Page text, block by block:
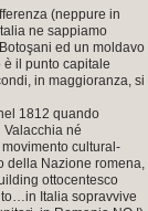
(neppure in
ne sappiamo
ed un moldavo
il punto capitale
in maggioranza, si
1812 quando
né
cultural-
della Nazione romena,
ottocentesco
Italia sopravvive